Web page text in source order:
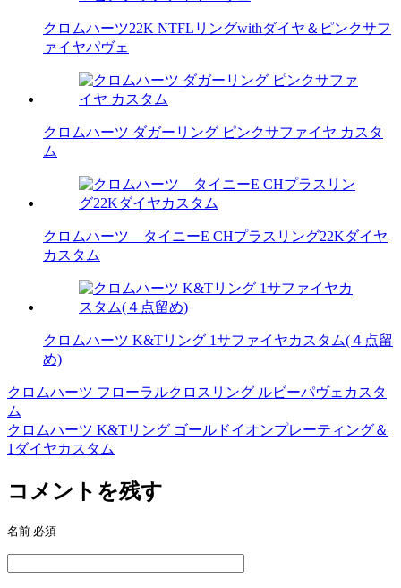
クロムハーツ22K NTFLリングwithダイヤ＆ピンクサフ
ァイヤパヴェ
クロムハーツ ダガーリング ピンクサファイヤ カスタ
ム
クロムハーツ タイニーE CHプラスリング22Kダイヤ
カスタム
クロムハーツ K&Tリング 1サファイヤカスタム(４点留
め)
投
稿
ナ
ビ
ー
シ
クロムハーツ フローラルクロスリング ルビーパヴェカスタ
ム
クロムハーツ K&Tリング ゴールドイオンプレーティング＆
1ダイヤカスタム
コメントを残す
名前 必須